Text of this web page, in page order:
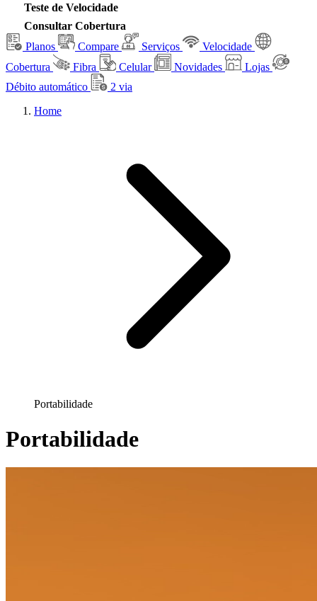
Teste de Velocidade
Consultar Cobertura
Planos
Compare Serviços
Velocidade
Cobertura
Fibra Celular Novidades
Lojas
Débito automático
2 via
Home
Portabilidade
Portabilidade